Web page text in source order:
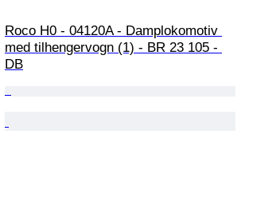
Roco H0 - 04120A - Damplokomotiv
med tilhengervogn (1) - BR 23 105 -
DB